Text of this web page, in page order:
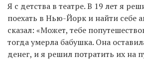
Я с детства в театре. В 19 лет я
поехать в Нью-Йорк и найти себе
сказал: «Может, тебе
тогда умерла бабушка. Она
денег, и я решил потратить их на